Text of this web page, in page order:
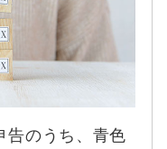
告のうち、青色